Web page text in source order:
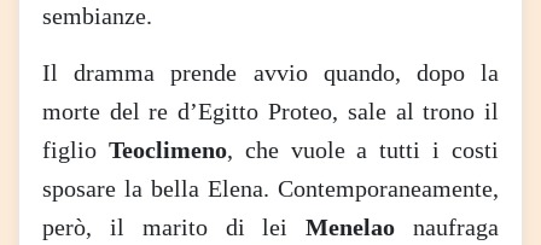
sembianze.
Il dramma prende avvio quando, dopo la
morte del re d’Egitto Proteo, sale al trono il
figlio Teoclimeno, che vuole a tutti i costi
sposare la bella Elena. Contemporaneamente,
però, il marito di leiMenelao naufraga